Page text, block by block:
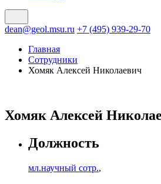
dean@geol.msu.ru +7 (495) 939-29-70
Главная
Сотрудники
Хомяк Алексей Николаевич
Хомяк Алексей
Должность
мл.научный сотр.,